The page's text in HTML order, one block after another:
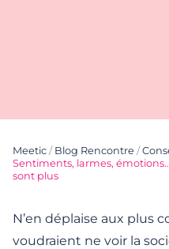
Meetic / Blog Rencontre /
Sentiments, larmes,
sont plus
N’en déplaise aux plus
voudraient ne voir la